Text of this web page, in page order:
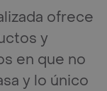
ofrece
y
en que no
y lo único